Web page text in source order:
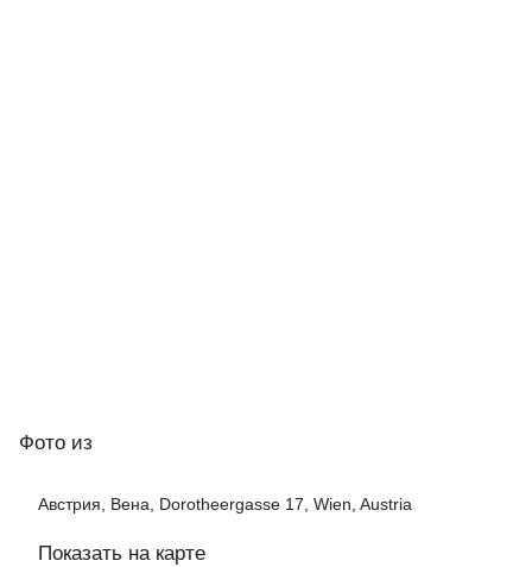
Фото из
Австрия, Вена, Dorotheergasse 17, Wien, Austria
Показать на карте